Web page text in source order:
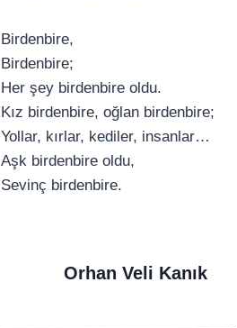
Birdenbire,
Birdenbire;
Her şey birdenbire oldu.
Kız birdenbire, oğlan birdenbire;
Yollar, kırlar, kediler, insanlar…
Aşk birdenbire oldu,
Sevinç birdenbire.
Orhan Veli Kanık